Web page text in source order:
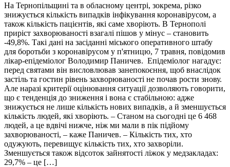
На Тернопільщині та в обласному центрі, зокрема, різко
знижується кількість випадків інфікування коронавірусом, а
також кількість пацієнтів, які саме хворіють. В Тернополі
приріст захворюваності взагалі пішов у мінус – становить
-49,8%. Такі дані на засіданні міського оперативного штабу
для боротьби з коронавірусом у п'ятницю, 7 травня, повідомив
лікар-епідеміолог Володимир Паничев. Епідеміолог нагадує:
перед святами він висловлював занепокоєння, щоб внаслідок
застіль та гостин рівень захворюваності не почав рости знову.
Але наразі критерії оцінювання ситуації дозволяють говорити,
що є тенденція до зниження і вона є стабільною: адже
знижується не лише кількість нових випадків, а й зменшується
кількість людей, які хворіють. – Станом на сьогодні це 6 468
людей, а це вдвічі нижче, ніж ми мали в пік підйому
захворюваності, – каже Паничев. – Кількість тих, хто
одужують, перевищує кількість тих, хто захворіли.
Зменшується також відсоток зайнятості ліжок у медзакладах:
29,7% – це […]